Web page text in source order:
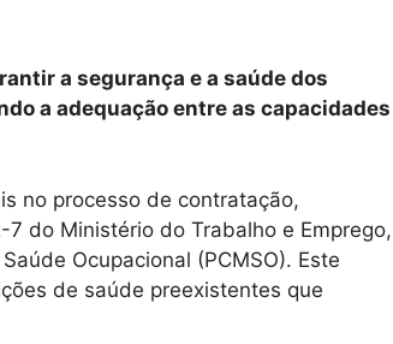
a segurança e a saúde dos
a adequação entre as capacidades
no processo de contratação,
do Ministério do Trabalho e Emprego,
Ocupacional (PCMSO). Este
de saúde preexistentes que